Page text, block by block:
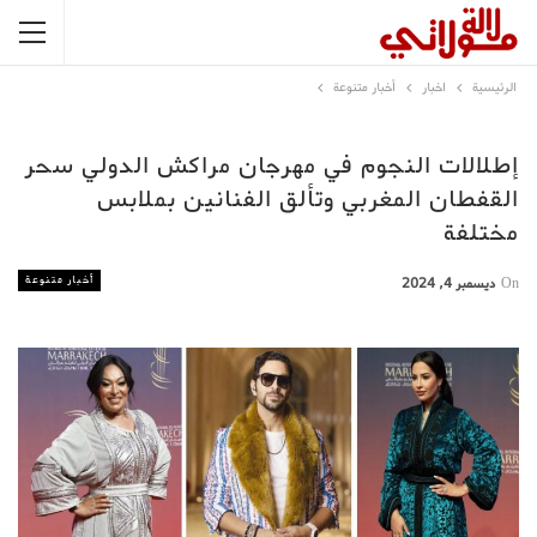
الرئيسية اخبار أخبار متنوعة
إطلالات النجوم في مهرجان مراكش الدولي سحر
القفطان المغربي وتألق الفنانين بملابس
مختلفة
أخبار متنوعة On ديسمبر 4, 2024